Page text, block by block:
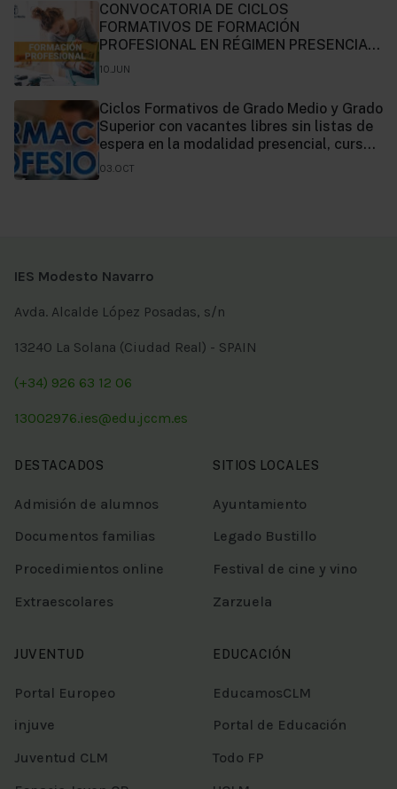
CONVOCATORIA DE CICLOS
FORMATIVOS DE FORMACIÓN
PROFESIONAL EN RÉGIMEN PRESENCIAL.
CURSO 2024/2025.
10.JUN
Ciclos Formativos de Grado Medio y Grado
Superior con vacantes libres sin listas de
espera en la modalidad presencial, curso
2023/2024
03.OCT
IES Modesto Navarro
Avda. Alcalde López Posadas, s/n
13240 La Solana (Ciudad Real) - SPAIN
(+34) 926 63 12 06
13002976.ies@edu.jccm.es
DESTACADOS
Admisión de alumnos
Documentos familias
Procedimientos online
Extraescolares
SITIOS LOCALES
Ayuntamiento
Legado Bustillo
Festival de cine y vino
Zarzuela
JUVENTUD
Portal Europeo
injuve
Juventud CLM
EDUCACIÓN
EducamosCLM
Portal de Educación
Todo FP